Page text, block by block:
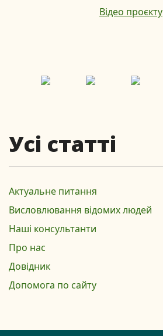
Усі статті
Актуальне питання
Висловлювання відомих людей
Наші консультанти
Про нас
Довідник
Допомога по сайту
Відео проєкту